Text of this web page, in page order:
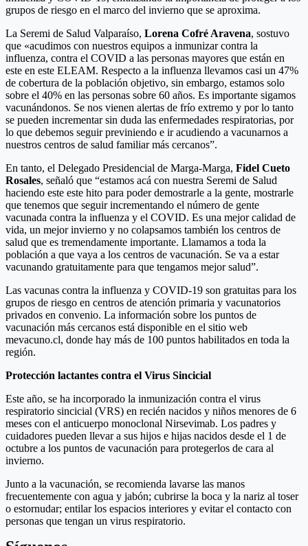
grupos de riesgo en el marco del invierno que se aproxima.
La Seremi de Salud Valparaíso, Lorena Cofré Aravena, sostuvo
que «acudimos con nuestros equipos a inmunizar contra la
influenza, contra el COVID a las personas mayores que están en
este en este ELEAM. Respecto a la influenza llevamos casi un 47%
de cobertura de la población objetivo, sin embargo, estamos solo
sobre el 40% en las personas sobre 60 años. Es importante sigamos
vacunándonos. Se nos vienen alertas de frío extremo y por lo tanto
se pueden incrementar sin duda las enfermedades respiratorias, por
lo que debemos seguir previniendo e ir acudiendo a vacunarnos a
nuestros centros de salud familiar más cercanos”.
En tanto, el Delegado Presidencial de Marga-Marga, Fidel Cueto
Rosales, señaló que “estamos acá con nuestra Seremi de Salud
haciendo este este hito para poder demostrarle a la gente, mostrarle
que tenemos que seguir incrementando el número de gente
vacunada contra la influenza y el COVID. Es una mejor calidad de
vida, un mejor invierno y no colapsamos también los centros de
salud que es tremendamente importante. Llamamos a toda la
población a que vaya a los centros de vacunación. Se va a estar
vacunando gratuitamente para que tengamos mejor salud”.
Las vacunas contra la influenza y COVID-19 son gratuitas para los
grupos de riesgo en centros de atención primaria y vacunatorios
privados en convenio. La información sobre los puntos de
vacunación más cercanos está disponible en el sitio web
mevacuno.cl, donde hay más de 100 puntos habilitados en toda la
región.
Protección lactantes contra el Virus Sincicial
Este año, se ha incorporado la inmunización contra el virus
respiratorio sincicial (VRS) en recién nacidos y niños menores de 6
meses con el anticuerpo monoclonal Nirsevimab. Los padres y
cuidadores pueden llevar a sus hijos e hijas nacidos desde el 1 de
octubre a los puntos de vacunación para protegerlos de cara al
invierno.
Junto a la vacunación, se recomienda lavarse las manos
frecuentemente con agua y jabón; cubrirse la boca y la nariz al toser
o estornudar; entilar los espacios interiores y evitar el contacto con
personas que tengan un virus respiratorio.